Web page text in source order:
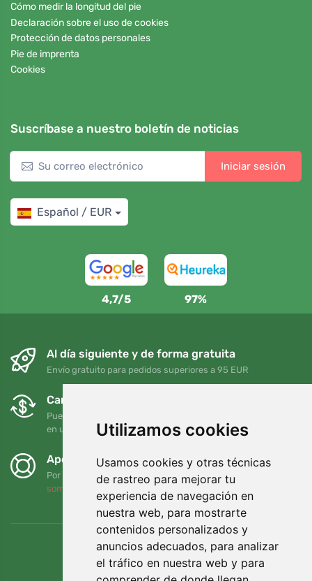
Utilizamos cookies
Usamos cookies y otras técnicas
de rastreo para mejorar tu
experiencia de navegación en
nuestra web, para mostrarte
contenidos personalizados y
anuncios adecuados, para analizar
el tráfico en nuestra web y para
Cómo medir la longitud del pie
Declaración sobre el uso de cookies
Protección de datos personales
Pie de imprenta
Cookies
Suscríbase a nuestro boletín de noticias
Iniciar sesión
Español / EUR
4,7/5 97%
Al día siguiente y de forma gratuita
Envío gratuito para pedidos superiores a 95 EUR
Cambios y devoluciones gratuitos
Puede devolver o cambiar su pedido en cualquier momento
en un plazo de 90 días
Apoyamos a Trees.org
Por cada pedido plantamos un árbol. Leer más
somos